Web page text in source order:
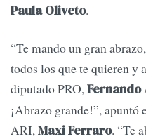
Paula Oliveto.
“Te mando un gran
todos los que te quieren y
diputado PRO,Fernando
¡Abrazo grande!”, apuntó
ARI,Maxi Ferraro. “Te